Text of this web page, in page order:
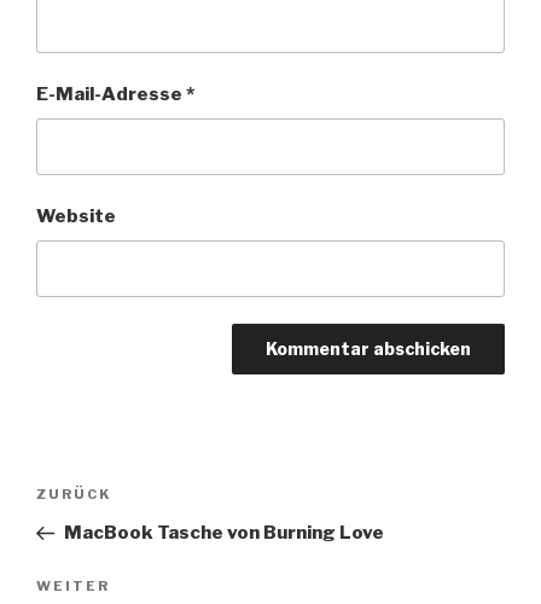
E-Mail-Adresse *
Website
Beitragsnavigation
Vorheriger
Beitrag
ZURÜCK
MacBook Tasche von Burning Love
Nächster
WEITER